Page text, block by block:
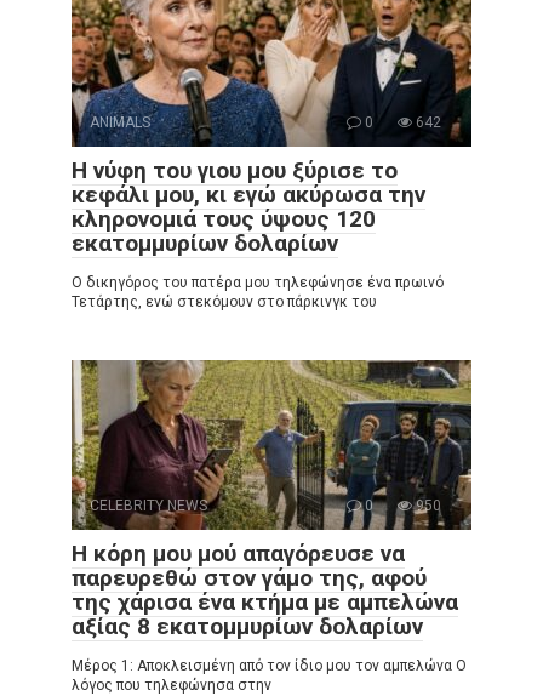
ANIMALS 0 642
Η νύφη του γιου μου ξύρισε το
κεφάλι μου, κι εγώ ακύρωσα την
κληρονομιά τους ύψους 120
εκατομμυρίων δολαρίων
Ο δικηγόρος του πατέρα μου τηλεφώνησε ένα πρωινό
Τετάρτης, ενώ στεκόμουν στο πάρκινγκ του
CELEBRITY NEWS 0 950
Η κόρη μου μού απαγόρευσε να
παρευρεθώ στον γάμο της, αφού
της χάρισα ένα κτήμα με αμπελώνα
αξίας 8 εκατομμυρίων δολαρίων
Μέρος 1: Αποκλεισμένη από τον ίδιο μου τον αμπελώνα Ο
λόγος που τηλεφώνησα στην